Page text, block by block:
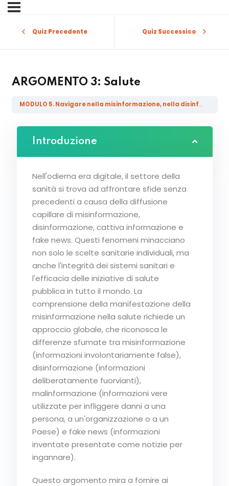
Quiz Precedente Quiz Successico
ARGOMENTO 3: Salute
MODULO 5. Navigare nella misinformazione, nella disinformazione, nella malainformazione e nelle fake news attraverso i domini
Introduzione
Nell'odierna era digitale, il settore della
sanità si trova ad affrontare sfide senza
precedenti a causa della diffusione
capillare di misinformazione,
disinformazione, cattiva informazione e
fake news. Questi fenomeni minacciano
non solo le scelte sanitarie individuali, ma
anche l'integrità dei sistemi sanitari e
l'efficacia delle iniziative di salute
pubblica in tutto il mondo. La
comprensione della manifestazione della
misinformazione nella salute richiede un
approccio globale, che riconosca le
differenze sfumate tra misinformazione
(informazioni involontariamente false),
disinformazione (informazioni
deliberatamente fuorvianti),
malinformazione (informazioni vere
utilizzate per infliggere danni a una
persona, a un'organizzazione o a un
Paese) e fake news (informazioni
inventate presentate come notizie per
ingannare).
Questo argomento mira a fornire ai
Remember me Lost your password?